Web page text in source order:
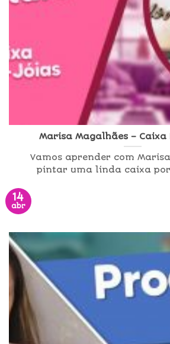
Marisa Magalhães –
Vamos aprender com
pintar uma linda caixa
14
abr